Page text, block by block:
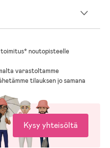
noutopisteelle
varastoltamme
tilauksen jo samana
Kysy yhteisöltä